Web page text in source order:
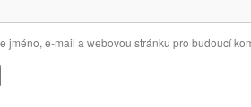
jméno, e-mail a webovou stránku pro budoucí